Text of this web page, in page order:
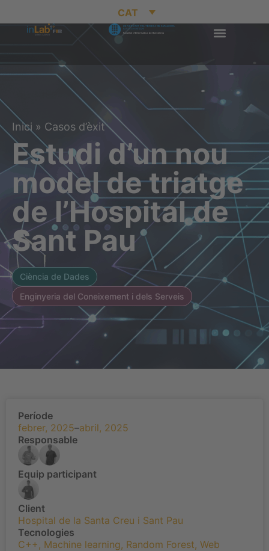
CAT
Inici » Casos d’èxit
Estudi d’un nou
model de triatge
de l’Hospital de
Sant Pau
Ciència de Dades
Enginyeria del Coneixement i dels Serveis
Període
febrer, 2025–abril, 2025
Responsable
Equip participant
Client
Hospital de la Santa Creu i Sant Pau
Tecnologies
C++ , Machine learning, Random Forest, Web